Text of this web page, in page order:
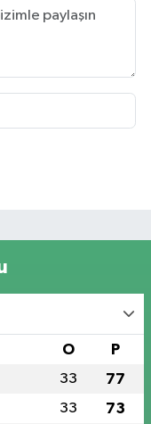
O P
33 77
33 73